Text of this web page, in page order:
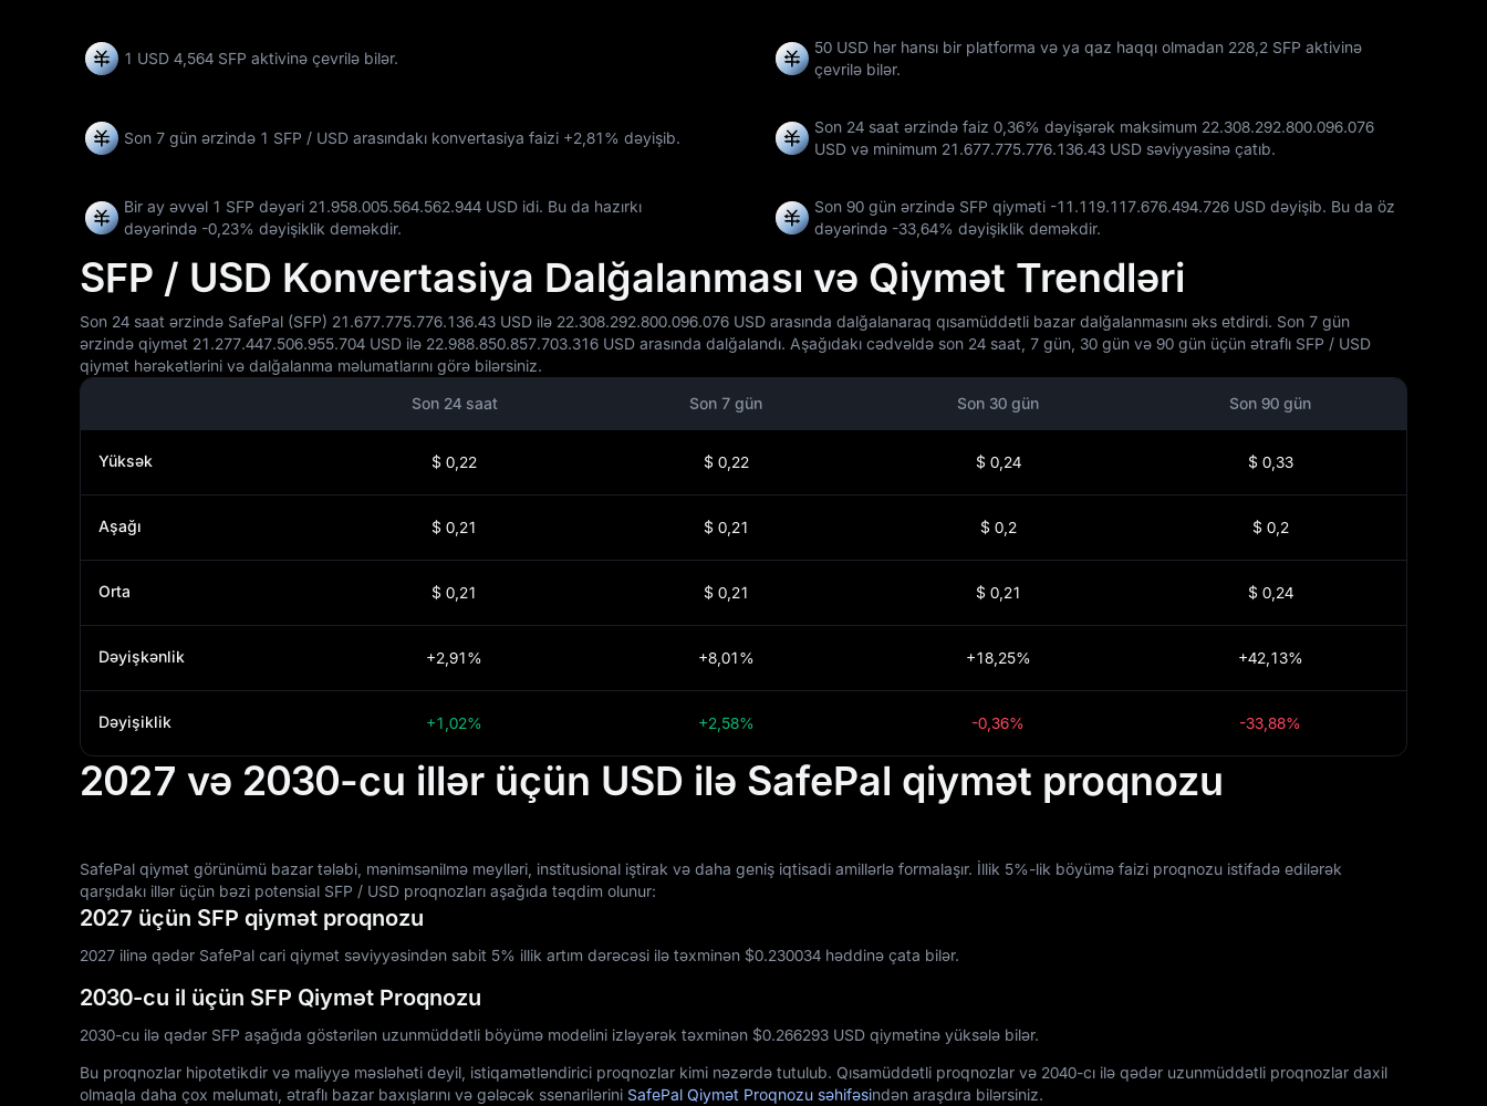
1 USD 4,564 SFP aktivinə çevrilə bilər.
50 USD hər hansı bir platforma və ya qaz haqqı olmadan 228,2 SFP aktivinə
çevrilə bilər.
Son 7 gün ərzində 1 SFP / USD arasındakı konvertasiya faizi +2,81% dəyişib.
Son 24 saat ərzində faiz 0,36% dəyişərək maksimum 22.308.292.800.096.076
USD və minimum 21.677.775.776.136.43 USD səviyyəsinə çatıb.
Bir ay əvvəl 1 SFP dəyəri 21.958.005.564.562.944 USD idi. Bu da hazırkı
dəyərində -0,23% dəyişiklik deməkdir.
Son 90 gün ərzində SFP qiyməti -11.119.117.676.494.726 USD dəyişib. Bu da öz
dəyərində -33,64% dəyişiklik deməkdir.
SFP / USD Konvertasiya Dalğalanması və Qiymət Trendləri
Son 24 saat ərzində SafePal (SFP) 21.677.775.776.136.43 USD ilə 22.308.292.800.096.076 USD arasında dalğalanaraq qısamüddətli bazar dalğalanmasını əks etdirdi. Son 7 gün
ərzində qiymət 21.277.447.506.955.704 USD ilə 22.988.850.857.703.316 USD arasında dalğalandı. Aşağıdakı cədvəldə son 24 saat, 7 gün, 30 gün və 90 gün üçün ətraflı SFP / USD
qiymət hərəkətlərini və dalğalanma məlumatlarını görə bilərsiniz.
Son 24 saat
Son 7 gün Son 30 gün Son 90 gün
Yüksək $ 0,22 $ 0,22 $ 0,24 $ 0,33
Aşağı $ 0,21 $ 0,21 $ 0,2 $ 0,2
Orta $ 0,21 $ 0,21 $ 0,21 $ 0,24
Dəyişkənlik +2,91% +8,01% +18,25% +42,13%
Dəyişiklik +1,02% +2,58% -0,36% -33,88%
2027 və 2030-cu illər üçün USD ilə SafePal qiymət proqnozu
SafePal qiymət görünümü bazar tələbi, mənimsənilmə meylləri, institusional iştirak və daha geniş iqtisadi amillərlə formalaşır. İllik 5%-lik böyümə faizi proqnozu istifadə edilərək
qarşıdakı illər üçün bəzi potensial SFP / USD proqnozları aşağıda təqdim olunur:
2027 üçün SFP qiymət proqnozu
2027 ilinə qədər SafePal cari qiymət səviyyəsindən sabit 5% illik artım dərəcəsi ilə təxminən $‎0.230034 həddinə çata bilər.
2030-cu il üçün SFP Qiymət Proqnozu
2030-cu ilə qədər SFP aşağıda göstərilən uzunmüddətli böyümə modelini izləyərək təxminən $‎0.266293 USD qiymətinə yüksələ bilər.
Bu proqnozlar hipotetikdir və maliyyə məsləhəti deyil, istiqamətləndirici proqnozlar kimi nəzərdə tutulub. Qısamüddətli proqnozlar və 2040-cı ilə qədər uzunmüddətli proqnozlar daxil
olmaqla daha çox məlumatı, ətraflı bazar baxışlarını və gələcək ssenarilərini SafePal Qiymət Proqnozu səhifəsindən araşdıra bilərsiniz.